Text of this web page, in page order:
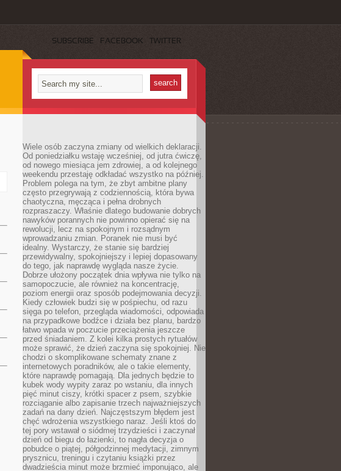
SUBSCRIBE FACEBOOK TWITTER
Wiele osób zaczyna zmiany od wielkich deklaracji.
Od poniedziałku wstaję wcześniej, od jutra ćwiczę,
od nowego miesiąca jem zdrowiej, a od kolejnego
weekendu przestaję odkładać wszystko na później.
Problem polega na tym, że zbyt ambitne plany
często przegrywają z codziennością, która bywa
chaotyczna, męcząca i pełna drobnych
rozpraszaczy. Właśnie dlatego budowanie dobrych
nawyków porannych nie powinno opierać się na
rewolucji, lecz na spokojnym i rozsądnym
wprowadzaniu zmian. Poranek nie musi być
idealny. Wystarczy, że stanie się bardziej
przewidywalny, spokojniejszy i lepiej dopasowany
do tego, jak naprawdę wygląda nasze życie.
Dobrze ułożony początek dnia wpływa nie tylko na
samopoczucie, ale również na koncentrację,
poziom energii oraz sposób podejmowania decyzji.
Kiedy człowiek budzi się w pośpiechu, od razu
sięga po telefon, przegląda wiadomości, odpowiada
na przypadkowe bodźce i działa bez planu, bardzo
łatwo wpada w poczucie przeciążenia jeszcze
przed śniadaniem. Z kolei kilka prostych rytuałów
może sprawić, że dzień zaczyna się spokojniej. Nie
chodzi o skomplikowane schematy znane z
internetowych poradników, ale o takie elementy,
które naprawdę pomagają. Dla jednych będzie to
kubek wody wypity zaraz po wstaniu, dla innych
pięć minut ciszy, krótki spacer z psem, szybkie
rozciąganie albo zapisanie trzech najważniejszych
zadań na dany dzień. Najczęstszym błędem jest
chęć wdrożenia wszystkiego naraz. Jeśli ktoś do
tej pory wstawał o siódmej trzydzieści i zaczynał
dzień od biegu do łazienki, to nagła decyzja o
pobudce o piątej, półgodzinnej medytacji, zimnym
prysznicu, treningu i czytaniu książki przez
dwadzieścia minut może brzmieć imponująco, ale